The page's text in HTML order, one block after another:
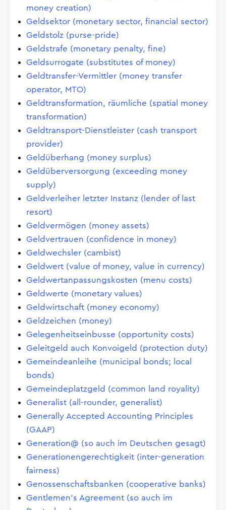
money creation)
Geldsektor (monetary sector, financial sector)
Geldstolz (purse-pride)
Geldstrafe (monetary penalty, fine)
Geldsurrogate (substitutes of money)
Geldtransfer-Vermittler (money transfer
operator, MTO)
Geldtransformation, räumliche (spatial money
transformation)
Geldtransport-Dienstleister (cash transport
provider)
Geldüberhang (money surplus)
Geldüberversorgung (exceeding money
supply)
Geldverleiher letzter Instanz (lender of last
resort)
Geldvermögen (money assets)
Geldvertrauen (confidence in money)
Geldwechsler (cambist)
Geldwert (value of money, value in currency)
Geldwertanpassungskosten (menu costs)
Geldwerte (monetary values)
Geldwirtschaft (money economy)
Geldzeichen (money)
Gelegenheitseinbusse (opportunity costs)
Geleitgeld auch Konvoigeld (protection duty)
Gemeindeanleihe (municipal bonds; local
bonds)
Gemeindeplatzgeld (common land royality)
Generalist (all-rounder, generalist)
Generally Accepted Accounting Principles
(GAAP)
Generation@ (so auch im Deutschen gesagt)
Generationengerechtigkeit (inter-generation
fairness)
Genossenschaftsbanken (cooperative banks)
Gentlemen's Agreement (so auch im